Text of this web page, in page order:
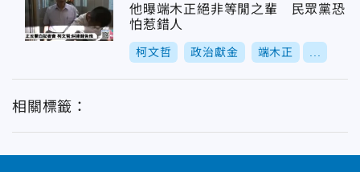
他曝端木正絕非等閒之輩 民眾黨恐
怕惹錯人
柯文哲 政治獻金 端木正
相關標籤：